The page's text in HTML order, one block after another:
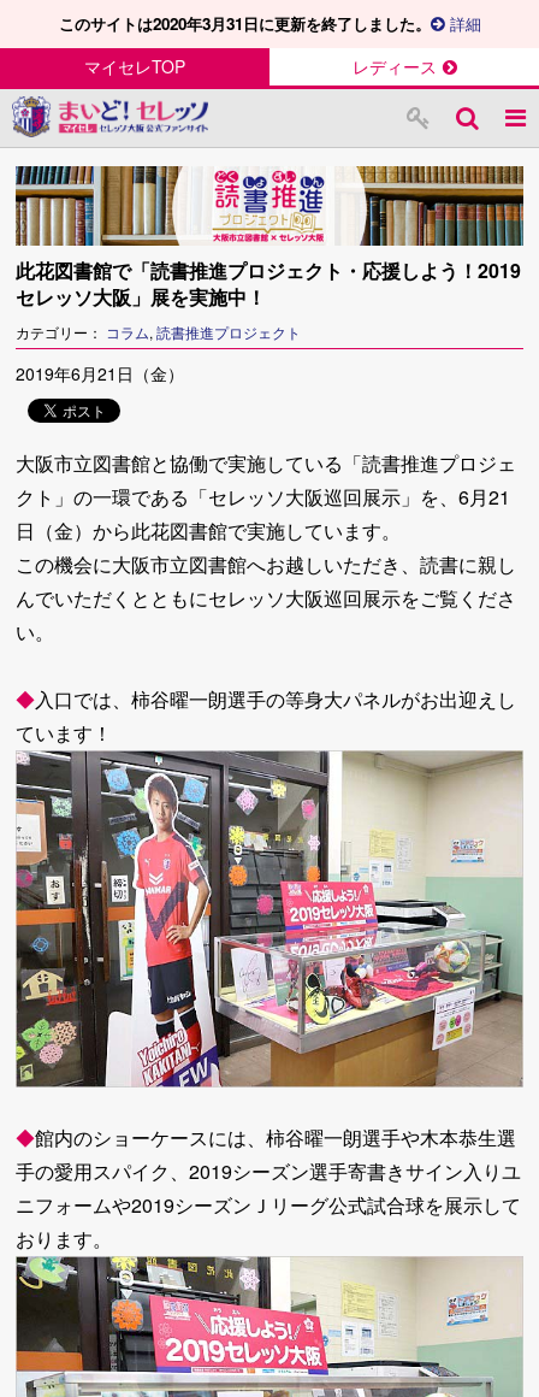
このサイトは2020年3月31日に更新を終了しました。 詳細
マイセレTOP レディース
此花図書館で「読書推進プロジェクト・応援しよう！2019
セレッソ大阪」展を実施中！
カテゴリー： コラム, 読書推進プロジェクト
2019年6月21日（金）
大阪市立図書館と協働で実施している「読書推進プロジェ
クト」の一環である「セレッソ大阪巡回展示」を、6月21
日（金）から此花図書館で実施しています。
この機会に大阪市立図書館へお越しいただき、読書に親し
んでいただくとともにセレッソ大阪巡回展示をご覧くださ
い。
◆入口では、柿谷曜一朗選手の等身大パネルがお出迎えし
ています！
◆館内のショーケースには、柿谷曜一朗選手や木本恭生選
手の愛用スパイク、2019シーズン選手寄書きサイン入りユ
ニフォームや2019シーズンＪリーグ公式試合球を展示して
おります。